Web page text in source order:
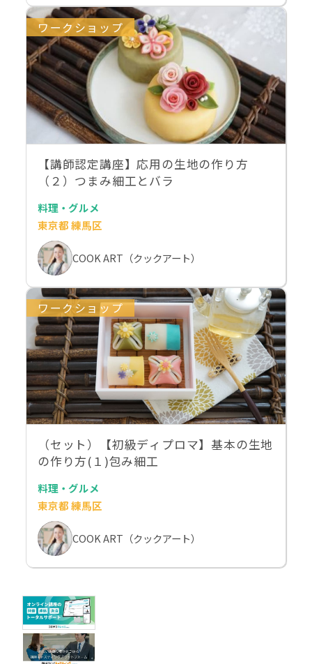
ワークショップ
【講師認定講座】応用の生地の作り方
（２）つまみ細工とバラ
料理・グルメ
東京都 練馬区
COOK ART（クックアート）
ワークショップ
（セット）【初級ディプロマ】基本の生地
の作り方(１)包み細工
料理・グルメ
東京都 練馬区
COOK ART（クックアート）